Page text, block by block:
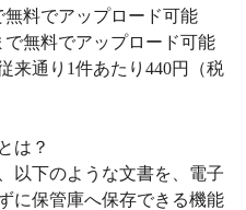
料でアップロード可能
無料でアップロード可能
来通り1件あたり440円（税
は？
以下のような文書を、電子
に保管庫へ保存できる機能